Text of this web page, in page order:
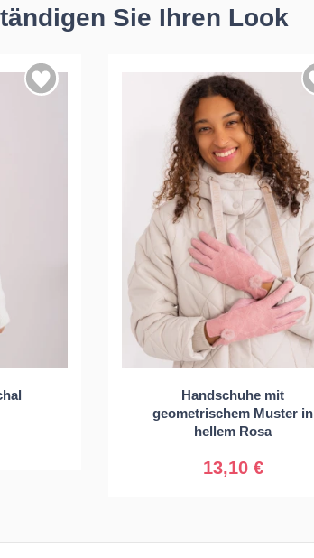
Sie Ihren Look
Handschuhe mit
geometrischem Muster in
hellem Rosa
13,10 €
S/M L/XL